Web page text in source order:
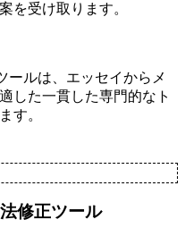
を受け取ります。
ールは、エッセイからメ
した一貫した専門的なト
す。
修正ツール